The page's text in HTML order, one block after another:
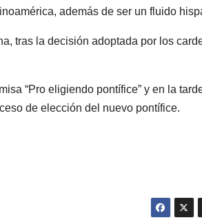
además de ser un fluido
tras la decisión adoptada por los
“Pro eligiendo pontífice” y en la
de elección del nuevo pontífice.